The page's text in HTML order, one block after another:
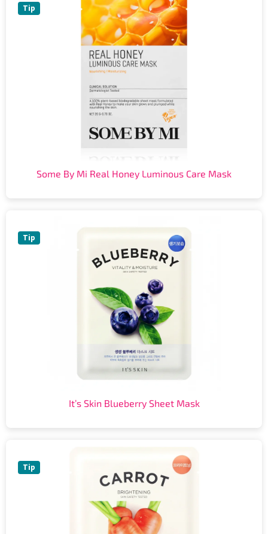
Tip
Some By Mi Real Honey Luminous Care Mask
Tip
It’s Skin Blueberry Sheet Mask
Tip